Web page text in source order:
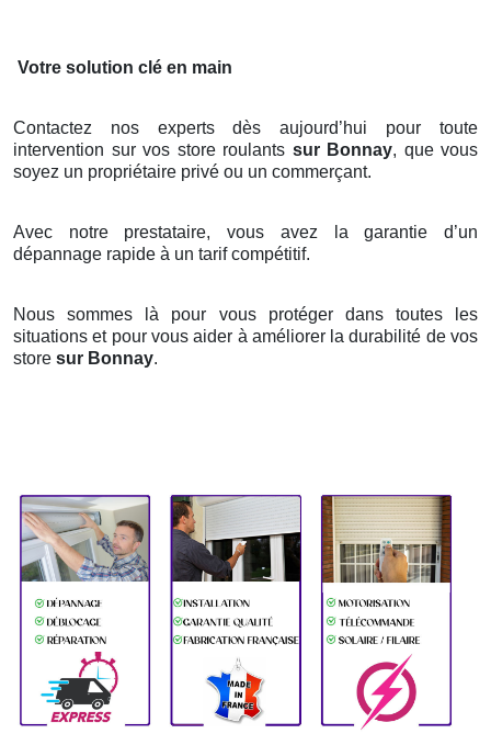
Votre solution clé en main
Contactez nos experts dès aujourd’hui pour toute
intervention sur vos store roulants sur Bonnay, que vous
soyez un propriétaire privé ou un commerçant.
Avec notre prestataire, vous avez la garantie d’un
dépannage rapide à un tarif compétitif.
Nous sommes là pour vous protéger dans toutes les
situations et pour vous aider à améliorer la durabilité de vos
store sur Bonnay.